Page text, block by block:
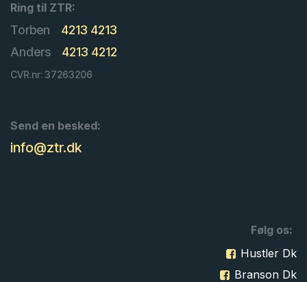
Ring til ZTR:
Torben
4213 4213
Anders
4213 4212
CVR.nr: 37263206
Send en besked:
info@ztr.dk
Følg os:
Hustler Dk
Branson Dk